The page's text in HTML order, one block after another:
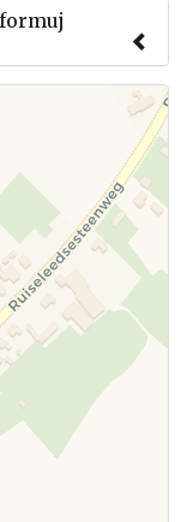
informację o